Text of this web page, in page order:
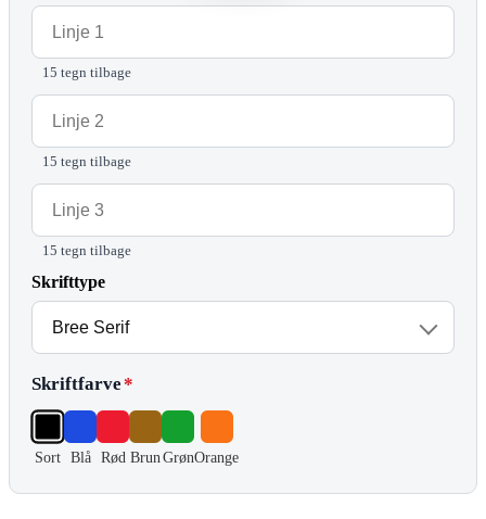
15 tegn tilbage
15 tegn tilbage
15 tegn tilbage
Skrifttype
Skriftfarve*
Sort Blå Rød BrunGrønOrange